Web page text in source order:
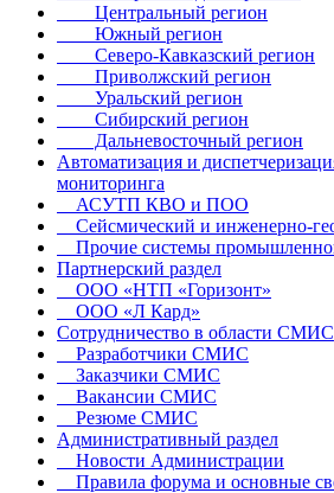
Центральный регион
Южный регион
Северо-Кавказский регион
Приволжский регион
Уральский регион
Сибирский регион
Дальневосточный регион
Автоматизация и
мониторинга
АСУТП КВО и ПОО
Сейсмический и инженерно-
Прочие системы
Партнерский раздел
ООО «НТП «Горизонт»
ООО «Л Кард»
Сотрудничество в области СМИС
Разработчики СМИС
Заказчики СМИС
Вакансии СМИС
Резюме СМИС
Административный раздел
Новости Администрации
Правила форума и основные